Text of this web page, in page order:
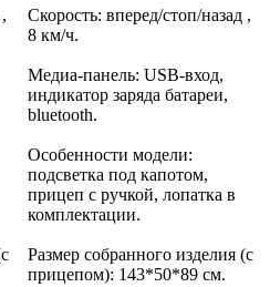
Скорость: вперед/стоп/назад ,
8 км/ч.
Медиа-панель: USB-вход,
индикатор заряда батареи,
bluetooth.
Особенности модели:
подсветка под капотом,
прицеп с ручкой, лопатка в
комплектации.
Размер собранного изделия (с
прицепом): 143*50*89 см.